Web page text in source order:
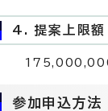
4. 提案上限額
175,000,000
参加申込方法